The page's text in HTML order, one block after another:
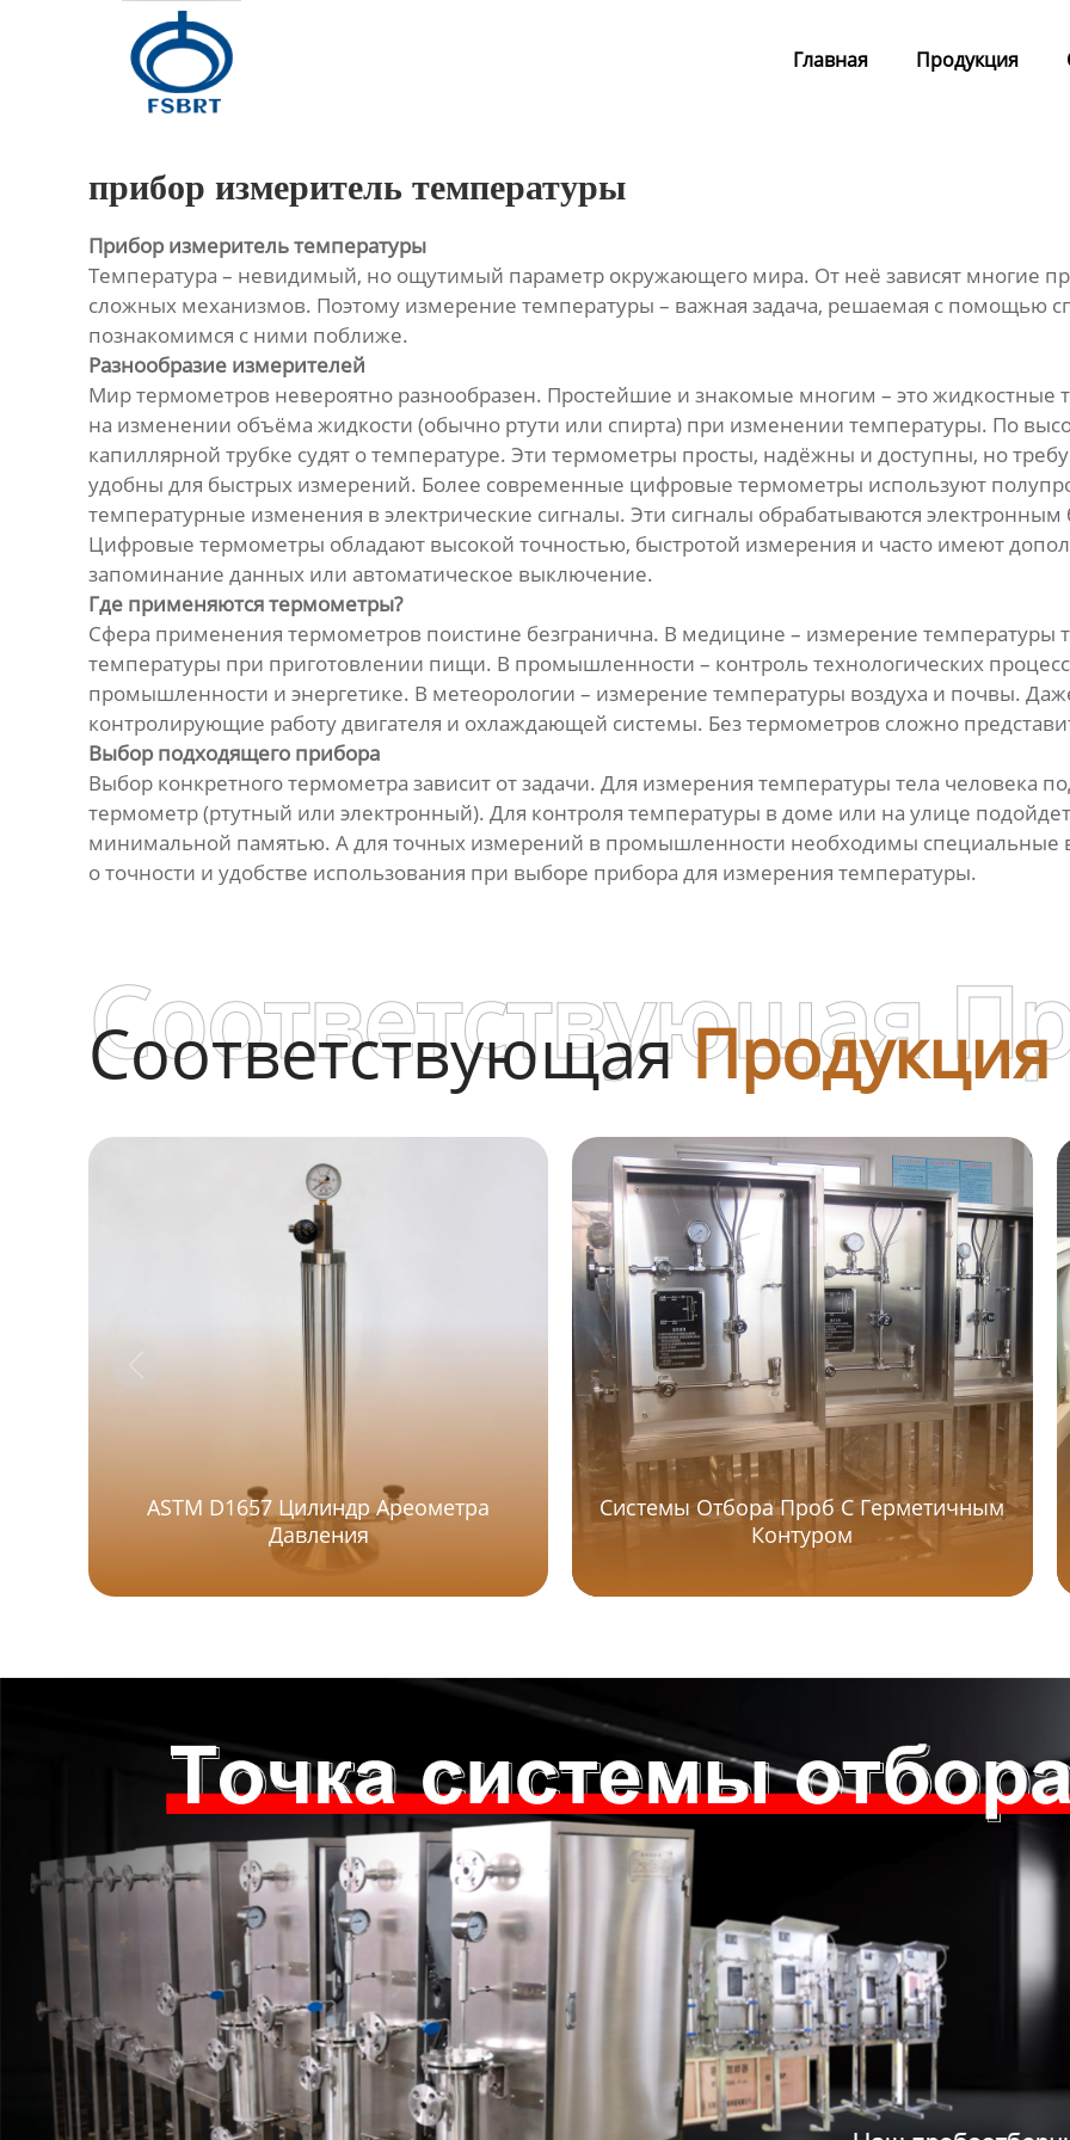
Главная Продукция
Контакты
прибор измеритель температуры
Прибор измеритель температуры
Температура – невидимый, но ощутимый параметр окружающего мира. От неё зависят многие
сложных механизмов. Поэтому измерение температуры – важная задача, решаемая с помощью
познакомимся с ними поближе.
Разнообразие измерителей
Мир термометров невероятно разнообразен. Простейшие и знакомые многим – это
на изменении объёма жидкости (обычно ртути или спирта) при изменении температуры. По
капиллярной трубке судят о температуре. Эти термометры просты, надёжны и доступны, но
удобны для быстрых измерений. Более современные цифровые термометры используют
температурные изменения в электрические сигналы. Эти сигналы обрабатываются
Цифровые термометры обладают высокой точностью, быстротой измерения и часто имеют
запоминание данных или автоматическое выключение.
Где применяются термометры?
Сфера применения термометров поистине безгранична. В медицине – измерение температуры
температуры при приготовлении пищи. В промышленности – контроль технологических
промышленности и энергетике. В метеорологии – измерение температуры воздуха и почвы.
контролирующие работу двигателя и охлаждающей системы. Без термометров сложно
Выбор подходящего прибора
Выбор конкретного термометра зависит от задачи. Для измерения температуры тела человека
термометр (ртутный или электронный). Для контроля температуры в доме или на улице
минимальной памятью. А для точных измерений в промышленности необходимы специальные
о точности и удобстве использования при выборе прибора для измерения температуры.
СоответствующаяПродукция
Соответствующая
ASTM D1657 Цилиндр Ареометра
Давления
Системы Отбора Проб С Герметичным
Контуром